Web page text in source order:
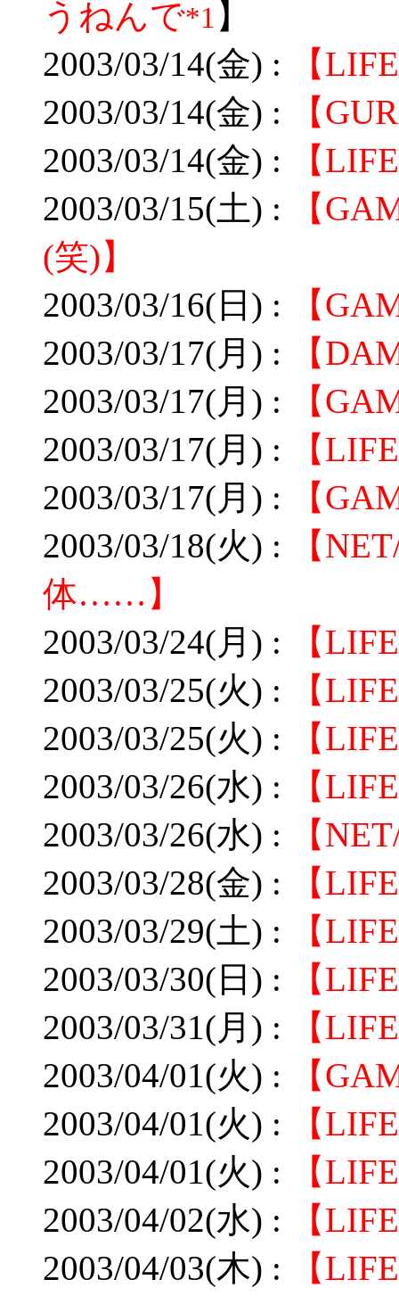
うねんで*1 】
2003/03/14(金) :
【
2003/03/14(金) :
【
2003/03/14(金) :
【
2003/03/15(土) :
【
(笑)】
2003/03/16(日) :
【
2003/03/17(月) :
【
2003/03/17(月) :
【
2003/03/17(月) :
【
2003/03/17(月) :
【
2003/03/18(火) :
【
体……】
2003/03/24(月) :
【
2003/03/25(火) :
【
2003/03/25(火) :
【
2003/03/26(水) :
【
2003/03/26(水) :
【
2003/03/28(金) :
【
2003/03/29(土) :
【
2003/03/30(日) :
【
2003/03/31(月) :
【
2003/04/01(火) :
【
2003/04/01(火) :
【
2003/04/01(火) :
【
2003/04/02(水) :
【
2003/04/03(木) :
【